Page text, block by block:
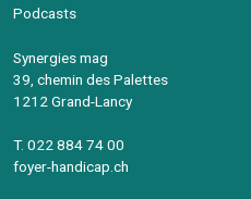
Podcasts
Synergies mag
39, chemin des Palettes
1212 Grand-Lancy
T. 022 884 74 00
foyer-handicap.ch